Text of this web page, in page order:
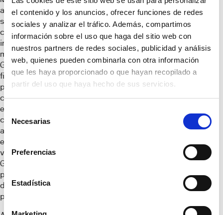
el contenido y los anuncios, ofrecer funciones de redes
sociales y analizar el tráfico. Además, compartimos
información sobre el uso que haga del sitio web con
nuestros partners de redes sociales, publicidad y análisis
web, quienes pueden combinarla con otra información
que les haya proporcionado o que hayan recopilado a
partir del uso que haya hecho de sus servicios.
Selección
de
consentimiento
Necesarias
Preferencias
Estadística
aporta el suelo y
su experiencia
como promotor
inmobiliario,
mientras que Vita
Group aporta la
financiación del
proyecto, así
como su
experiencia para
crear los mejores
alojamientos para
estudiantes. Una
vez finalizado, Vita
Group adquirirá la
plena propiedad
del edificio a la
promotora.